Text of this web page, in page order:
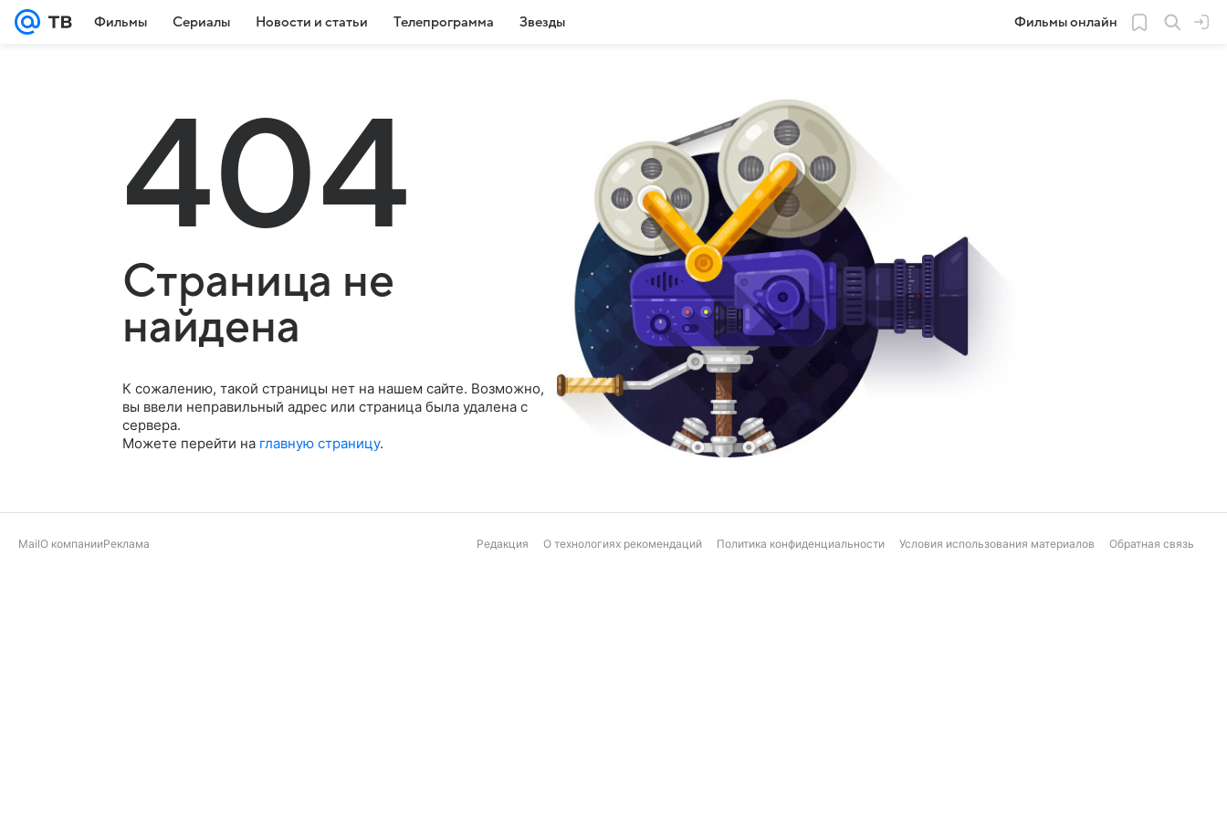
Фильмы Сериалы Новости и статьи Телепрограмма Звезды Фильмы онлайн
404
Страница не
найдена
К сожалению, такой страницы нет на нашем сайте. Возможно,
вы ввели неправильный адрес или страница была удалена с
сервера.
Можете перейти на главную страницу.
MailО компанииРеклама Редакция О технологиях рекомендаций Политика конфиденциальности Условия использования материалов Обратная связь